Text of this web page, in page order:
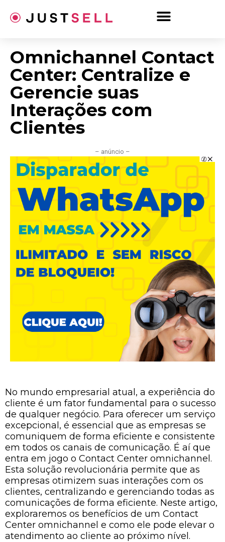
para
Omnichannel Contact
Center: Centralize e
Gerencie suas
Interações com
Clientes
– anúncio –
No mundo empresarial atual, a experiência do
cliente é um fator fundamental para o sucesso
de qualquer negócio. Para oferecer um serviço
excepcional, é essencial que as empresas se
comuniquem de forma eficiente e consistente
em todos os canais de comunicação. É aí que
entra em jogo o Contact Center omnichannel.
Esta solução revolucionária permite que as
empresas otimizem suas interações com os
clientes, centralizando e gerenciando todas as
comunicações de forma eficiente. Neste artigo,
exploraremos os benefícios de um Contact
Center omnichannel e como ele pode elevar o
atendimento ao cliente ao próximo nível.